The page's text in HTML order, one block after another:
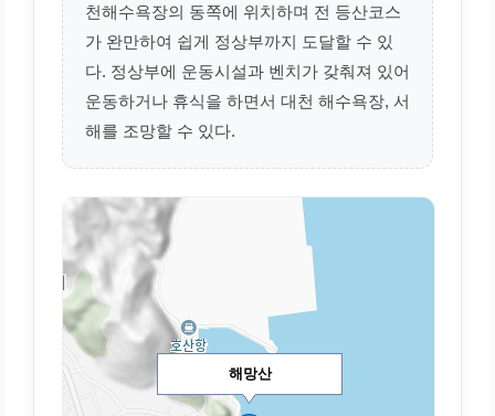
천해수욕장의 동쪽에 위치하며 전 등산코스
가 완만하여 쉽게 정상부까지 도달할 수 있
다. 정상부에 운동시설과 벤치가 갖춰져 있어
운동하거나 휴식을 하면서 대천 해수욕장, 서
해를 조망할 수 있다.
해망산